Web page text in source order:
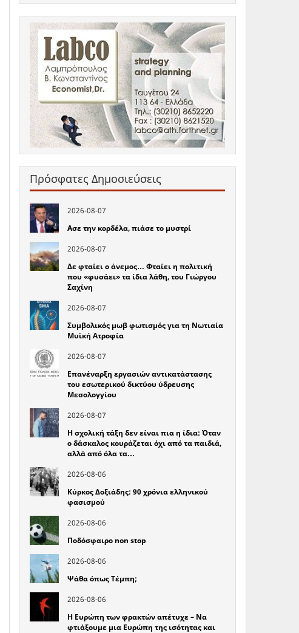
Πρόσφατες Δημοσιεύσεις
2026-08-07
Ασε την κορδέλα, πιάσε το μυστρί
2026-08-07
Δε φταίει ο άνεμος… Φταίει η πολιτική
που «φυσάει» τα ίδια λάθη, του Γιώργου
Σαχίνη
2026-08-07
Συμβολικός μωβ φωτισμός για τη Νωτιαία
Μυϊκή Ατροφία
2026-08-07
Επανέναρξη εργασιών αντικατάστασης
του εσωτερικού δικτύου ύδρευσης
Μεσολογγίου
2026-08-07
Η σχολική τάξη δεν είναι πια η ίδια: Όταν
ο δάσκαλος κουράζεται όχι από τα παιδιά,
αλλά από όλα τα…
2026-08-06
Κύρκος Δοξιάδης: 90 χρόνια ελληνικού
φασισμού
2026-08-06
Ποδόσφαιρο non stop
2026-08-06
Ψάθα όπως Τέμπη;
2026-08-06
Η Ευρώπη των φρακτών απέτυχε – Να
φτιάξουμε μια Ευρώπη της ισότητας και